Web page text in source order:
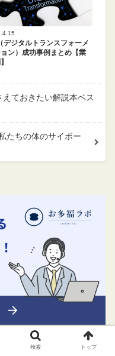
デジタルトランスフォーメ
ン）成功事例まとめ【業
ておきたい解説本ベス
たちの体のサイボー
検索 トップ